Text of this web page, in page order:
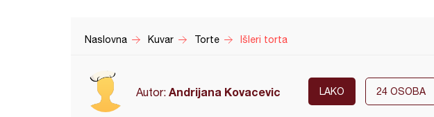
Naslovna Kuvar Torte Išleri torta
Autor: Andrijana Kovacevic LAKO 24 OSOBA